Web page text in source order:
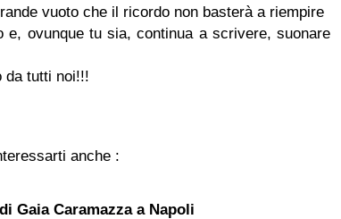
vuoto che il ricordo non basterà a riempire
e, ovunque tu sia, continua a scrivere, suonare
da tutti noi!!!
anche :
Gaia Caramazza a Napoli